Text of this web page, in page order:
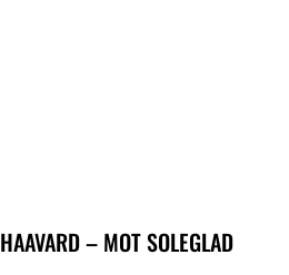
HAAVARD – MOT SOLEGLAD